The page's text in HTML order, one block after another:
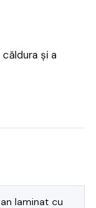
și a
laminat cu